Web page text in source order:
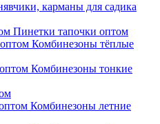
карманы для садика
Пинетки тапочки оптом
Комбинезоны тёплые
Комбинезоны тонкие
Комбинезоны летние